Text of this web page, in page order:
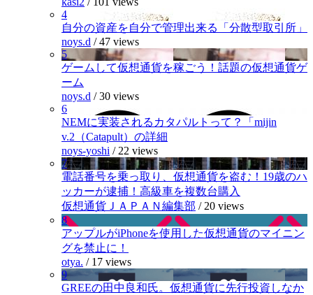
4
自分の資産を自分で管理出来る「分散型取引所」
noys.d /47 views
5
ゲームして仮想通貨を稼ごう！話題の仮想通貨ゲ
ーム
noys.d /30 views
6
NEMに実装されるカタパルトって？「mijin
v.2（Catapult）の詳細
noys-yoshi / 22 views
7
電話番号を乗っ取り、仮想通貨を盗む！19歳のハ
ッカーが逮捕！高級車を複数台購入
仮想通貨ＪＡＰＡＮ編集部 / 20 views
8
アップルがiPhoneを使用した仮想通貨のマイニン
グを禁止に！
otya. / 17 views
9
GREEの田中良和氏。仮想通貨に先行投資しなか